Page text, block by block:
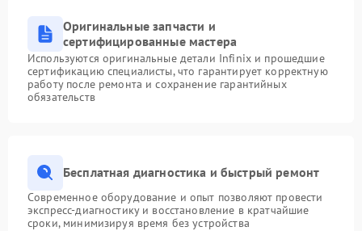
Оригинальные запчасти и
сертифицированные мастера
Используются оригинальные детали Infinix и прошедшие
сертификацию специалисты, что гарантирует корректную
работу после ремонта и сохранение гарантийных
обязательств
Бесплатная диагностика и быстрый ремонт
Современное оборудование и опыт позволяют провести
экспресс-диагностику и восстановление в кратчайшие
сроки, минимизируя время без устройства